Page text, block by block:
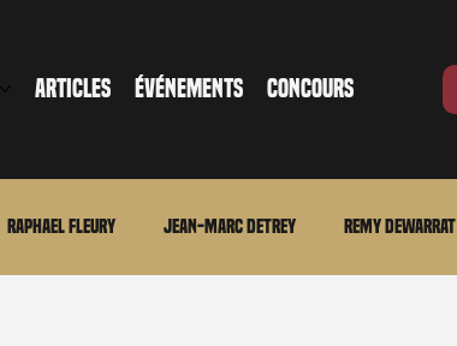
ARTICLES ÉVÉNEMENTS CONCOURS
Raphael Fleury Jean-Marc Detrey Remy Dewarrat